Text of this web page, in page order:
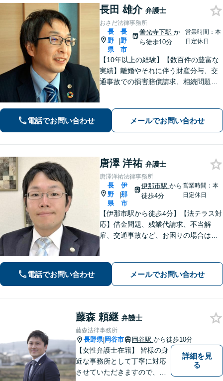
長田 雄介 弁護士
おさだ法律事務所
長
野
県
|
長
野
市
善光寺下駅か
ら徒歩10分
営業時間：本
日定休日
【10年以上の経験】【数百件の豊富な
実績】離婚やそれに伴う財産分与、交
通事故での損害賠償請求、相続問題な
戸建て事務所です。【休日・夜間相談
電話でお問い合わせ メールでお問い合わせ
唐澤 洋祐 弁護士
唐澤洋祐法律事務所
長
野
県
|
伊
那
市
伊那市駅 から
徒歩4分
営業時間：本
日定休日
【伊那市駅から徒歩4分】【法テラス対
応】借金問題、残業代請求、不当解
雇、交通事故など、お困りの場合はす
ます!【秘密厳守】【破産管財人】
電話でお問い合わせ メールでお問い合わせ
藤森 頼継 弁護士
藤森法律事務所
長野県|岡谷市 岡谷駅 から徒歩10分
【女性弁護士在籍】 皆様の身
近な事務所として丁寧に対応
させていただきますので、お
詳細を見
る